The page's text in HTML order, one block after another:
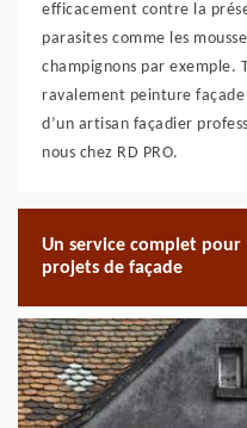
efficacement contre la
parasites comme les
champignons par exemple.
ravalement peinture
d’un artisan façadier
nous chez RD PRO.
Un service complet
projets de façade